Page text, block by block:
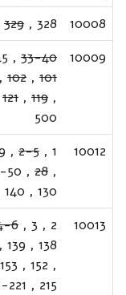
10008
328
,
329
10009
33-40
,
101
,
102
,
,
119
,
121
500
10012
1
,
2-5
,
,
28
,
50
130
,
140
10013
2
,
3
,
6
138
,
139
,
,
152
,
153
215
,
221